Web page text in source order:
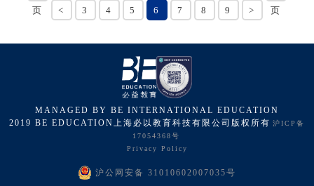
页
< 3 4 5 6 7 8 9 >
页
MANAGED BY BE INTERNATIONAL EDUCATION
2019 BE EDUCATION上海必以教育科技有限公司版权所有 沪ICP备
17054368号
Privacy Policy
沪公网安备 31010602007035号